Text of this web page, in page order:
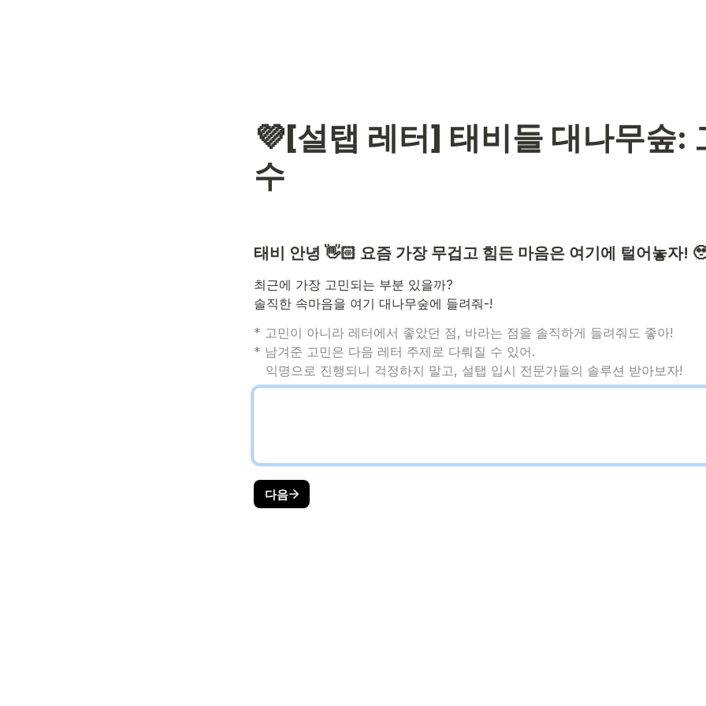
💜[설탭 레터] 태비들 대나무숲:
수
태비 안녕 👋🏻 요즘 가장 무겁고 힘든 마음은 여기에 털어놓자!
최근에 가장 고민되는 부분 있을까?
솔직한 속마음을 여기 대나무숲에 들려줘-!
* 고민이 아니라 레터에서 좋았던 점, 바라는 점을 솔직하게 들려줘도 좋아!
* 남겨준 고민은 다음 레터 주제로 다뤄질 수 있어.
   익명으로 진행되니 걱정하지 말고, 설탭 입시 전문가들의 솔루션 받아보자!
다음